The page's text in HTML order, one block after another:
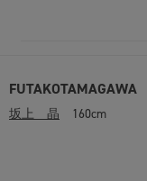
FUTAKOTAMAGAWA
坂上 晶 160cm